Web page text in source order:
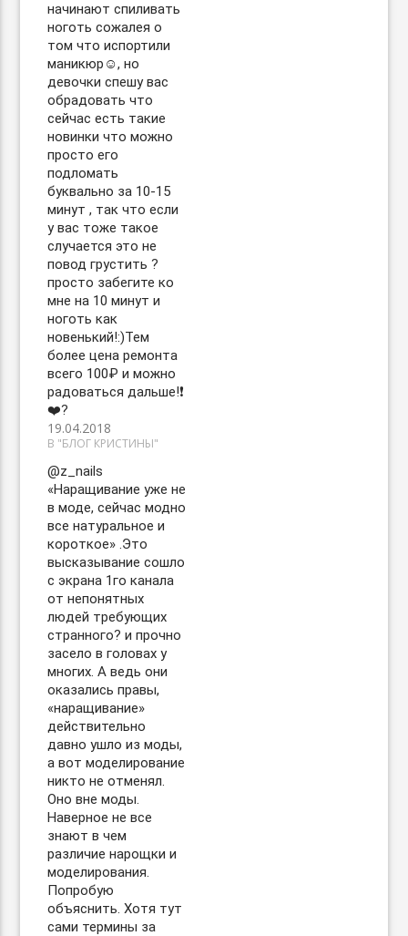
начинают спиливать
ноготь сожалея о
том что испортили
маникюр☺️, но
девочки спешу вас
обрадовать что
сейчас есть такие
новинки что можно
просто его
подломать
буквально за 10-15
минут , так что если
у вас тоже такое
случается это не
повод грустить ?
просто забегите ко
мне на 10 минут и
ноготь как
новенький!:)Тем
более цена ремонта
всего 100₽ и можно
радоваться дальше!❗️
❤️?
19.04.2018
В "БЛОГ КРИСТИНЫ"
@z_nails
«Наращивание уже не
в моде, сейчас модно
все натуральное и
короткое» .Это
высказывание сошло
с экрана 1го канала
от непонятных
людей требующих
странного? и прочно
засело в головах у
многих. А ведь они
оказались правы,
«наращивание»
действительно
давно ушло из моды,
а вот моделирование
никто не отменял.
Оно вне моды.
Наверное не все
знают в чем
различие нарощки и
моделирования.
Попробую
объяснить. Хотя тут
сами термины за